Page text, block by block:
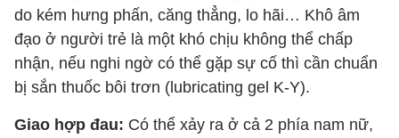
do kém hưng phấn, căng thẳng, lo hãi… Khô âm
đạo ở người trẻ là một khó chịu không thể chấp
nhận, nếu nghi ngờ có thể gặp sự cố thì cần chuẩn
bị sắn thuốc bôi trơn (lubricating gel K-Y).
Giao hợp đau: Có thể xảy ra ở cả 2 phía nam nữ,